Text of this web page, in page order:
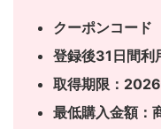
クーポンコード
登録後31日間利
取得期限：
最低購入金額：